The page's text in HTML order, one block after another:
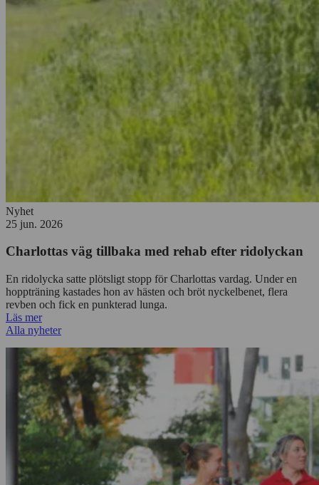
Nyhet
25 jun. 2026
Charlottas väg tillbaka med rehab efter ridolyckan
En ridolycka satte plötsligt stopp för Charlottas vardag. Under en
hoppträning kastades hon av hästen och bröt nyckelbenet, flera
revben och fick en punkterad lunga.
Läs mer
Alla nyheter